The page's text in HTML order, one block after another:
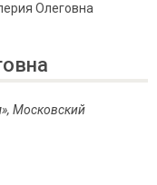
Олеговна
Московский